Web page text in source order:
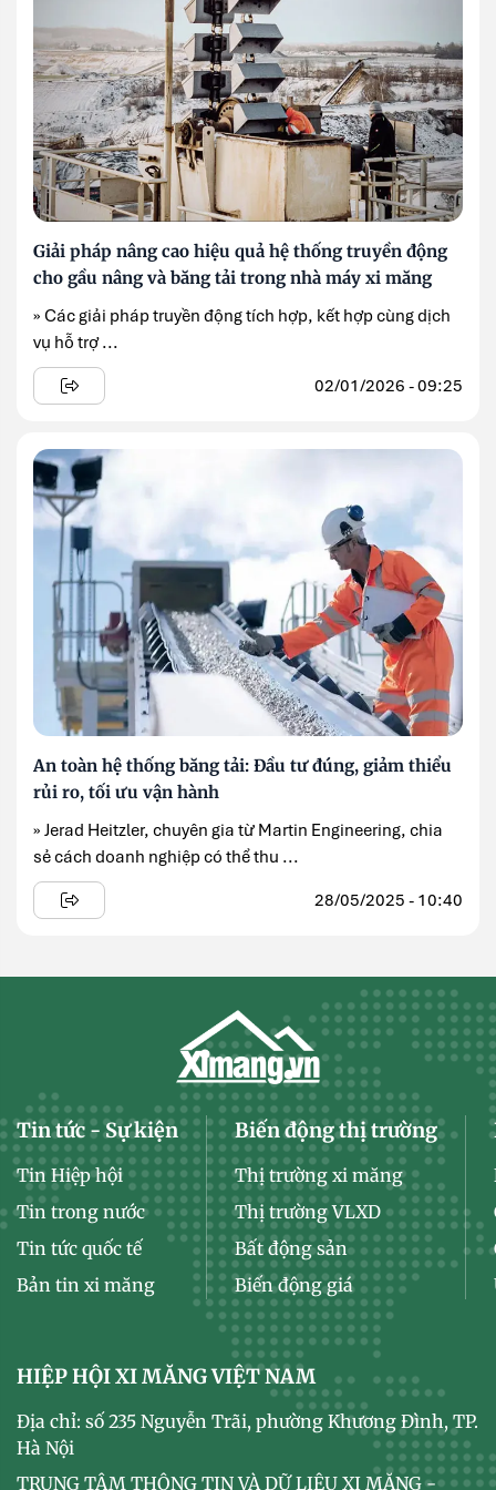
Giải pháp nâng cao hiệu quả hệ thống truyền động
cho gầu nâng và băng tải trong nhà máy xi măng
» Các giải pháp truyền động tích hợp, kết hợp cùng dịch
vụ hỗ trợ ...
02/01/2026 - 09:25
An toàn hệ thống băng tải: Đầu tư đúng, giảm thiểu
rủi ro, tối ưu vận hành
» Jerad Heitzler, chuyên gia từ Martin Engineering, chia
sẻ cách doanh nghiệp có thể thu ...
28/05/2025 - 10:40
Tin tức - Sự kiện
Tin Hiệp hội
Tin trong nước
Tin tức quốc tế
Bản tin xi măng
Biến động thị trường
Thị trường xi măng
Thị trường VLXD
Bất động sản
Biến động giá
HIỆP HỘI XI MĂNG VIỆT NAM
Địa chỉ: số 235 Nguyễn Trãi, phường Khương Đình, TP.
Hà Nội
TRUNG TÂM THÔNG TIN VÀ DỮ LIỆU XI MĂNG -